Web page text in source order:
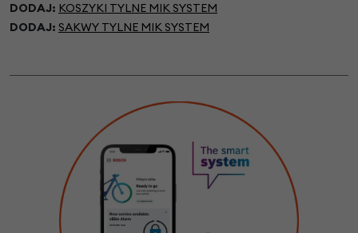
DODAJ: KOSZYKI TYLNE MIK SYSTEM
DODAJ: SAKWY TYLNE MIK SYSTEM